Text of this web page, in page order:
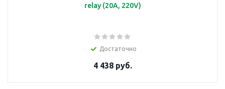
relay (20A, 220V)
Достаточно
4 438 руб.